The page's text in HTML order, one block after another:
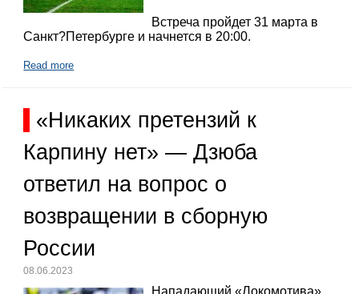
Встреча пройдет 31 марта в
Санкт?Петербурге и начнется в 20:00.
Read more
«Никаких претензий к
Карпину нет» — Дзюба
ответил на вопрос о
возвращении в сборную
России
08.06.2023
Нападающий «Локомотива»